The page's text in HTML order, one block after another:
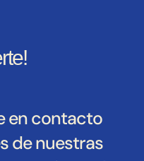
en contacto
de nuestras